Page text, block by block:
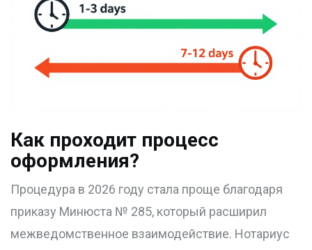
Как проходит процесс
оформления?
Процедура в 2026 году стала проще благодаря
приказу Минюста № 285, который расширил
межведомственное взаимодействие. Нотариус